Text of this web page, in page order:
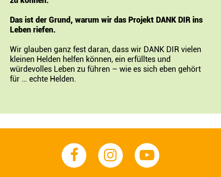
Das ist der Grund, warum wir das Projekt DANK DIR ins
Leben riefen.
Wir glauben ganz fest daran, dass wir DANK DIR vielen
kleinen Helden helfen können, ein erfülltes und
würdevolles Leben zu führen – wie es sich eben gehört
für … echte Helden.